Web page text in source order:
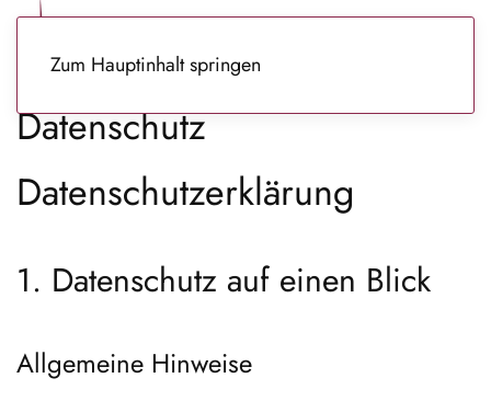
Zum Hauptinhalt springen
Datenschutz
Datenschutz­erklärung
1. Datenschutz auf einen Blick
Allgemeine Hinweise